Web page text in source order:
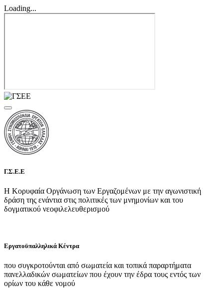
Loading...
Γ.Σ.Ε.Ε
Η Κορυφαία Οργάνωση των Εργαζομένων με την αγωνιστική
δράση της ενάντια στις πολιτικές των μνημονίων και του
δογματικού νεοφιλελευθερισμού
Εργατοϋπαλληλικά Κέντρα
που συγκροτούνται από σωματεία και τοπικά παραρτήματα
πανελλαδικών σωματείων που έχουν την έδρα τους εντός των
ορίων του κάθε νομού